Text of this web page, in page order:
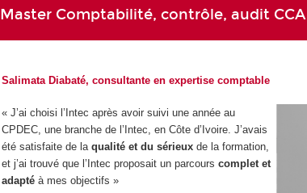
Master Comptabilité, contrôle, audit CCA
Salimata Diabaté, consultante en expertise comptable
« J’ai choisi l’Intec après avoir suivi une année au
CPDEC, une branche de l’Intec, en Côte d’Ivoire. J’avais
été satisfaite de laqualité et du sérieux de la formation,
et j’ai trouvé que l’Intec proposait un parcours complet et
adaptéà mes objectifs »